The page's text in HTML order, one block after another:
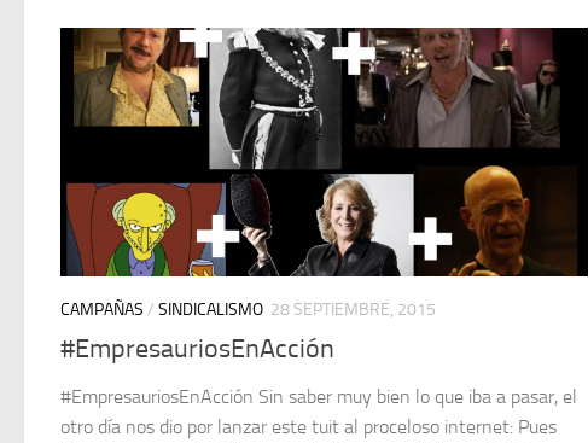
CAMPAÑAS / SINDICALISMO 28 SEPTIEMBRE, 2015
#EmpresauriosEnAcción
#EmpresauriosEnAcción Sin saber muy bien lo que iba a pasar, el
otro día nos dio por lanzar este tuit al proceloso internet: Pues